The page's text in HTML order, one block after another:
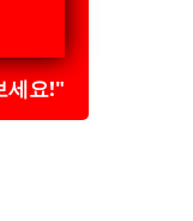
세요!"